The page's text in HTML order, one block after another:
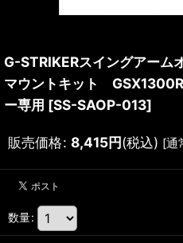
G-STRIKERスイングアー
マウントキット
ー専用 [SS-SAOP-013]
販売価格: 8,415円(税込) [通
数量: